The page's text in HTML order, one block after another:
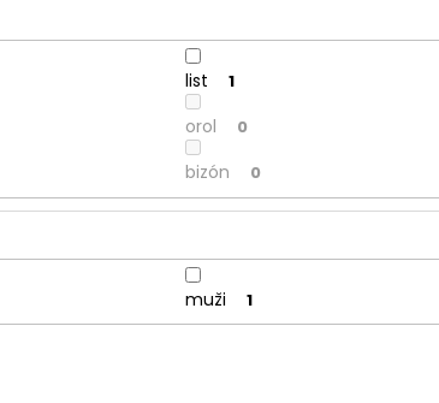
list 1
orol 0
bizón 0
muži 1